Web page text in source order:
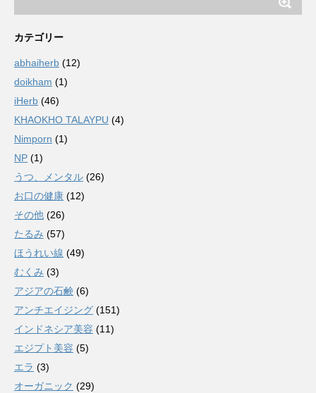
カテゴリー
abhaiherb (12)
doikham (1)
iHerb (46)
KHAOKHO TALAYPU (4)
Nimporn (1)
NP (1)
うつ、メンタル (26)
お口の健康 (12)
その他 (26)
たるみ (57)
ほうれい線 (49)
むくみ (3)
アジアの石鹸 (6)
アンチエイジング (151)
インドネシア美容 (11)
エジプト美容 (5)
エラ (3)
オーガニック (29)